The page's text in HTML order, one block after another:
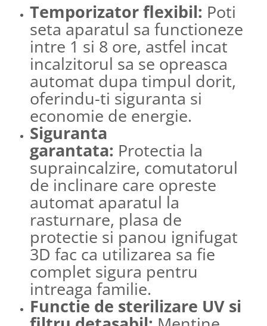
Temporizator flexibil: Poti
seta aparatul sa functioneze
intre 1 si 8 ore, astfel incat
incalzitorul sa se opreasca
automat dupa timpul dorit,
oferindu-ti siguranta si
economie de energie.
Siguranta
garantata: Protectia la
supraincalzire, comutatorul
de inclinare care opreste
automat aparatul la
rasturnare, plasa de
protectie si panou ignifugat
3D fac ca utilizarea sa fie
complet sigura pentru
intreaga familie.
Functie de sterilizare UV si